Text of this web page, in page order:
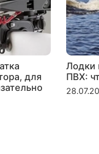
для
Лодки
ПВХ: